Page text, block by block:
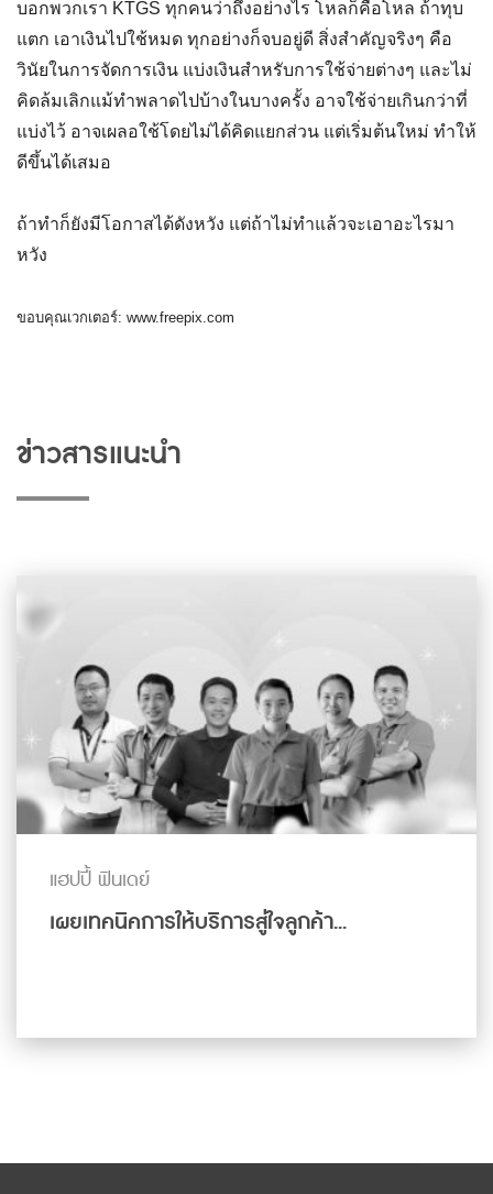
บอกพวกเรา KTGS ทุกคนว่าถึงอย่างไร โหลก็คือโหล ถ้าทุบ
แตก เอาเงินไปใช้หมด ทุกอย่างก็จบอยู่ดี สิ่งสำคัญจริงๆ คือ
วินัยในการจัดการเงิน แบ่งเงินสำหรับการใช้จ่ายต่างๆ และไม่
คิดล้มเลิกแม้ทำพลาดไปบ้างในบางครั้ง อาจใช้จ่ายเกินกว่าที่
แบ่งไว้ อาจเผลอใช้โดยไม่ได้คิดแยกส่วน แต่เริ่มต้นใหม่ ทำให้
ดีขึ้นได้เสมอ
ถ้าทำก็ยังมีโอกาสได้ดังหวัง แต่ถ้าไม่ทำแล้วจะเอาอะไรมา
หวัง
ขอบคุณเวกเตอร์: www.freepix.com
ข่าวสารแนะนำ
แฮปปี้ ฟินเดย์
เผยเทคนิคการให้บริการสู่ใจลูกค้า...